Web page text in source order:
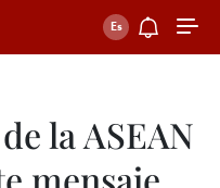
la ASEAN